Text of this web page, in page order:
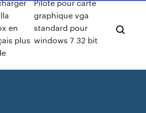
en
plus
Pilote pour carte
graphique vga
standard pour
windows 7 32 bit